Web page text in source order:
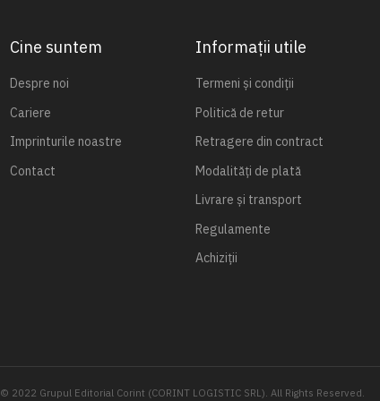
Cine suntem
Despre noi
Cariere
Imprinturile noastre
Contact
Informații utile
Termeni și condiții
Politică de retur
Retragere din contract
Modalități de plată
Livrare și transport
Regulamente
Achiziții
© 2022 Grupul Editorial Corint (CORINT LOGISTIC SRL). All Rights Reserved.